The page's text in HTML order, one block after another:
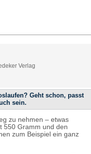
Verlag
Geht schon, passt
sein.
zu nehmen – etwas
550 Gramm und den
zum Beispiel ein ganz